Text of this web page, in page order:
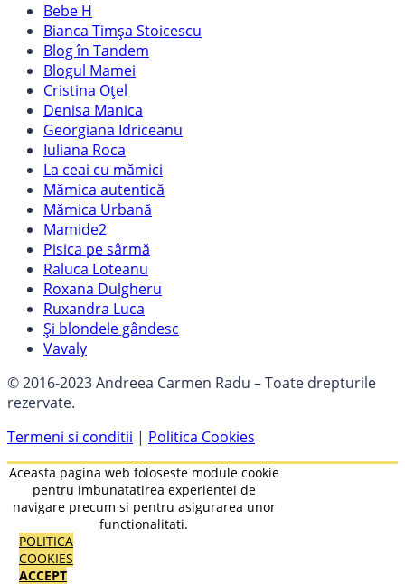
Bebe H
Bianca Timșa Stoicescu
Blog în Tandem
Blogul Mamei
Cristina Oțel
Denisa Manica
Georgiana Idriceanu
Iuliana Roca
La ceai cu mămici
Mămica autentică
Mămica Urbană
Mamide2
Pisica pe sârmă
Raluca Loteanu
Roxana Dulgheru
Ruxandra Luca
Și blondele gândesc
Vavaly
© 2016-2023 Andreea Carmen Radu – Toate drepturile
rezervate.
Termeni si conditii | Politica Cookies
Aceasta pagina web foloseste module cookie
pentru imbunatatirea experientei de
navigare precum si pentru asigurarea unor
functionalitati.
POLITICA
COOKIES
ACCEPT